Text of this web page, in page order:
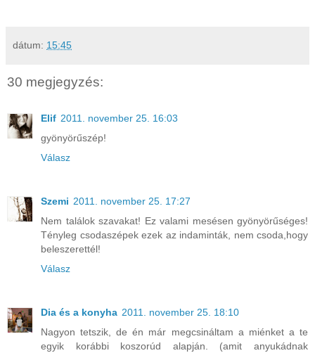
dátum: 15:45
30 megjegyzés:
Elif 2011. november 25. 16:03
gyönyörűszép!
Válasz
Szemi 2011. november 25. 17:27
Nem találok szavakat! Ez valami mesésen gyönyörűséges!
Tényleg csodaszépek ezek az indaminták, nem csoda,hogy
beleszerettél!
Válasz
Dia és a konyha 2011. november 25. 18:10
Nagyon tetszik, de én már megcsináltam a miénket a te
egyik korábbi koszorúd alapján. (amit anyukádnak